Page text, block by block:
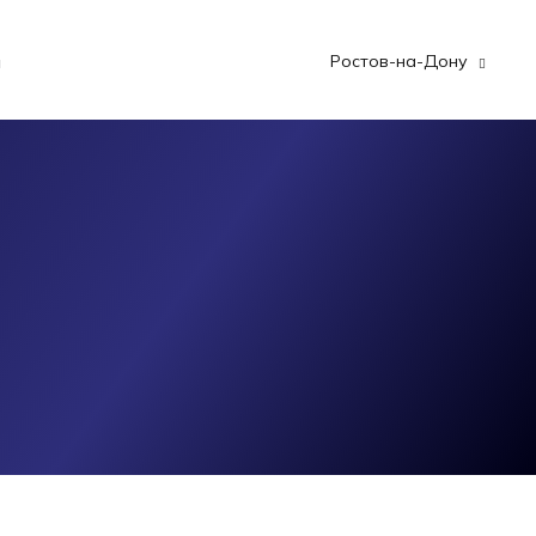
Ростов-на-Дону